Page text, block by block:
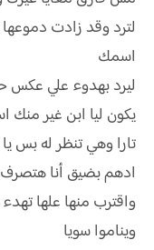
لترد وقد زادت
اسمك
ليرد بهدوء علي عكس
يكون ليا ابن غير منك
تارا وهي تنظر له بس
ادهم بضيق أنا
واقترب منها علها
ويناموا سويا